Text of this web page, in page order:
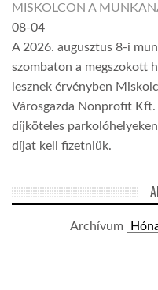
MISKOLCON A
08-04
A 2026. augusztus 8-i
szombaton a megszokott
lesznek érvényben
Városgazda Nonprofit
díjköteles
díjat kell fizetniük.
Archívum